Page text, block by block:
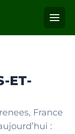
ET-
France
: